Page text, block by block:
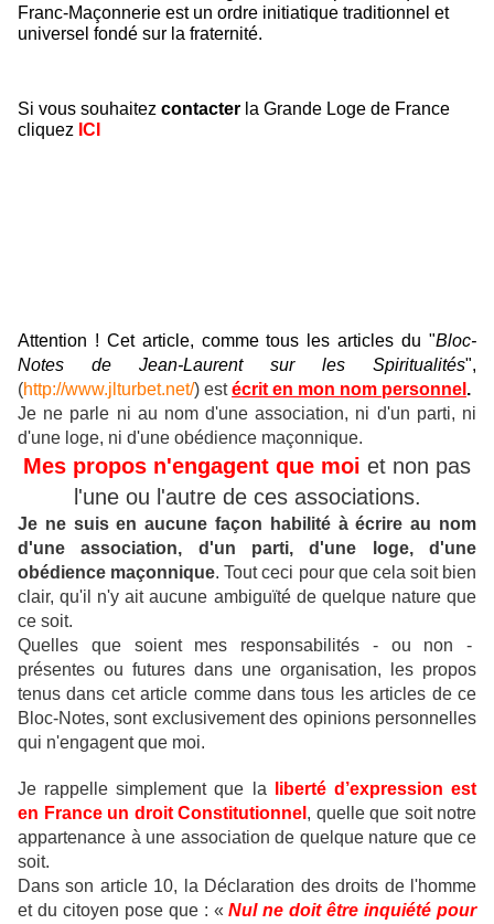
Franc-Maçonnerie est un ordre initiatique traditionnel et
universel fondé sur la fraternité.
Si vous souhaitez contacter la Grande Loge de France
cliquez ICI
Attention ! Cet article, comme tous les articles du "Bloc-
Notes de Jean-Laurent sur les Spiritualités",
(http://www.jlturbet.net/) estécrit en mon nom personnel .
Je ne parle ni au nom d'une association, ni d'un parti, ni
d'une loge, ni d'une obédience maçonnique.
Mes propos n'engagent que moi et non pas
l'une ou l'autre de ces associations.
Je ne suis en aucune façon habilité à écrire au nom
d'une association, d'un parti, d'une loge, d'une
obédience maçonnique.Tout ceci pour que cela soit bien
clair, qu'il n'y ait aucune ambiguïté de quelque nature que
ce soit.
Quelles que soient mes responsabilités - ou non -
présentes ou futures dans une organisation, les propos
tenus dans cet article comme dans tous les articles de ce
Bloc-Notes, sont exclusivement des opinions personnelles
qui n'engagent que moi.
Je rappelle simplement que la
liberté d’expression est
en France un droit Constitutionnel , quelle que soit notre
appartenance à une association de quelque nature que ce
soit.
Dans son article 10, la Déclaration des droits de l'homme
et du citoyen pose que : «Nul ne doit être inquiété pour